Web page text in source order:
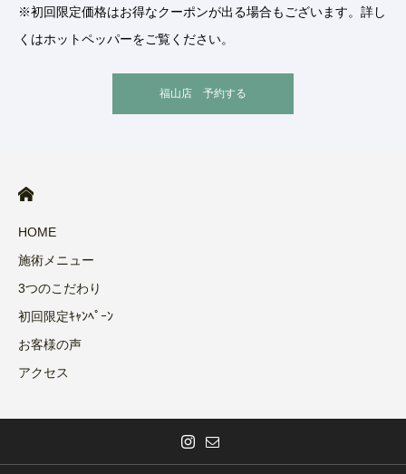
※初回限定価格はお得なクーポンが出る場合もございます。詳し
くはホットペッパーをご覧ください。
福山店 予約する
HOME
施術メニュー
3つのこだわり
初回限定ｷｬﾝﾍﾟｰﾝ
お客様の声
アクセス